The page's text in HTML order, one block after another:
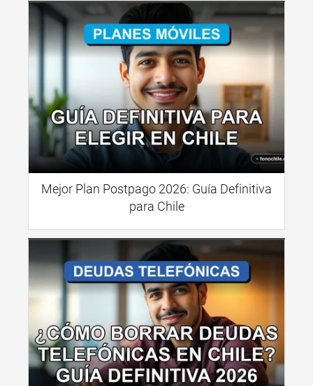
Mejor Plan Postpago 2026: Guía Definitiva
para Chile